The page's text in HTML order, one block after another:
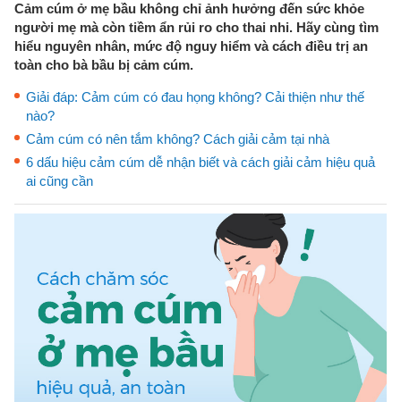
Cảm cúm ở mẹ bầu không chỉ ảnh hưởng đến sức khỏe
người mẹ mà còn tiềm ẩn rủi ro cho thai nhi. Hãy cùng tìm
hiểu nguyên nhân, mức độ nguy hiểm và cách điều trị an
toàn cho bà bầu bị cảm cúm.
Giải đáp: Cảm cúm có đau họng không? Cải thiện như thế
nào?
Cảm cúm có nên tắm không? Cách giải cảm tại nhà
6 dấu hiệu cảm cúm dễ nhận biết và cách giải cảm hiệu quả
ai cũng cần